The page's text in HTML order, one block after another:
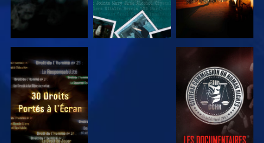
REGARDER REGARDER